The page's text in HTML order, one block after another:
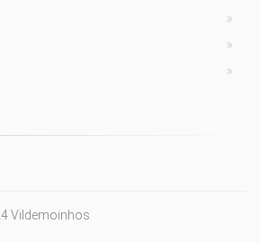
Vildemoinhos